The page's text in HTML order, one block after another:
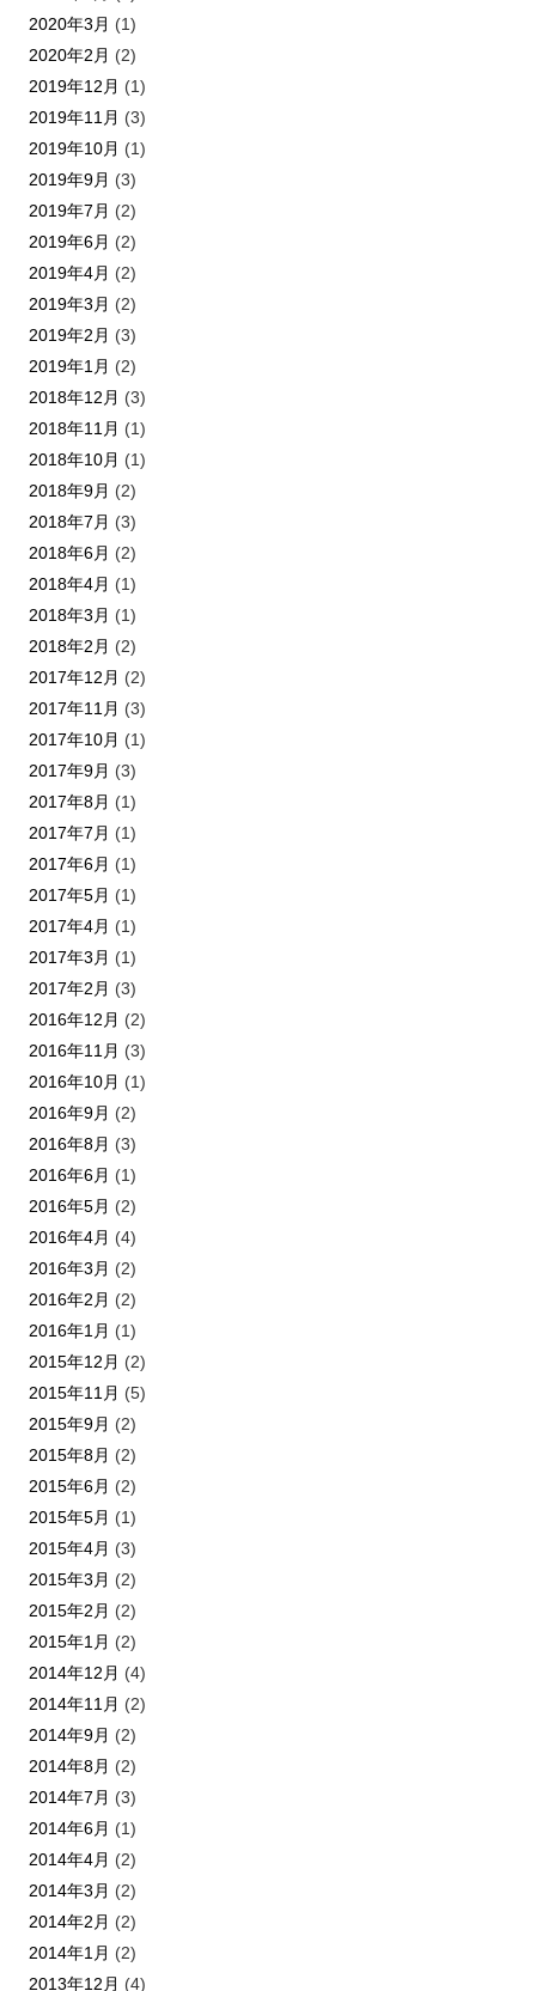
2020年3月 (1)
2020年2月 (2)
2019年12月 (1)
2019年11月 (3)
2019年10月 (1)
2019年9月 (3)
2019年7月 (2)
2019年6月 (2)
2019年4月 (2)
2019年3月 (2)
2019年2月 (3)
2019年1月 (2)
2018年12月 (3)
2018年11月 (1)
2018年10月 (1)
2018年9月 (2)
2018年7月 (3)
2018年6月 (2)
2018年4月 (1)
2018年3月 (1)
2018年2月 (2)
2017年12月 (2)
2017年11月 (3)
2017年10月 (1)
2017年9月 (3)
2017年8月 (1)
2017年7月 (1)
2017年6月 (1)
2017年5月 (1)
2017年4月 (1)
2017年3月 (1)
2017年2月 (3)
2016年12月 (2)
2016年11月 (3)
2016年10月 (1)
2016年9月 (2)
2016年8月 (3)
2016年6月 (1)
2016年5月 (2)
2016年4月 (4)
2016年3月 (2)
2016年2月 (2)
2016年1月 (1)
2015年12月 (2)
2015年11月 (5)
2015年9月 (2)
2015年8月 (2)
2015年6月 (2)
2015年5月 (1)
2015年4月 (3)
2015年3月 (2)
2015年2月 (2)
2015年1月 (2)
2014年12月 (4)
2014年11月 (2)
2014年9月 (2)
2014年8月 (2)
2014年7月 (3)
2014年6月 (1)
2014年4月 (2)
2014年3月 (2)
2014年2月 (2)
2014年1月 (2)
2013年12月 (4)